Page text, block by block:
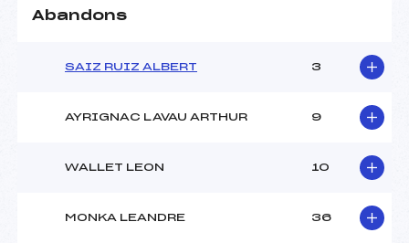
Abandons
SAIZ RUIZ ALBERT 3
AYRIGNAC LAVAU ARTHUR 9
WALLET LEON 10
MONKA LEANDRE 36